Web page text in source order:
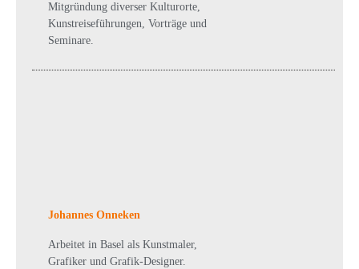
Mitgründung diverser Kulturorte,
Kunstreiseführungen, Vorträge und
Seminare.
Johannes Onneken
Arbeitet in Basel als Kunstmaler,
Grafiker und Grafik-Designer.